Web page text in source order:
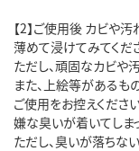
【2】ご使用後 カビや
薄めて浸けてみてくだ
ただし、頑固なカビや
また、上絵等があるも
ご使用をお控えください
嫌な臭いが着いてしま
ただし、臭いが落ちな